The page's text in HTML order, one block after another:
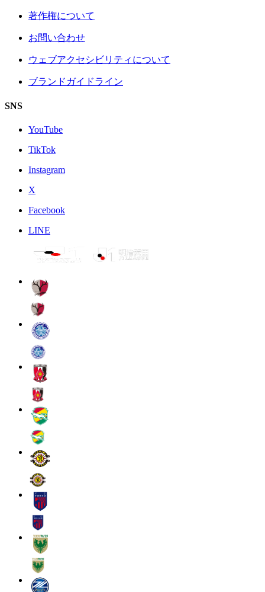
著作権について
お問い合わせ
ウェブアクセシビリティについて
ブランドガイドライン
SNS
YouTube
TikTok
Instagram
X
Facebook
LINE